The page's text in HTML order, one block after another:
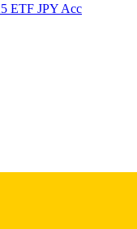
ETF JPY Acc